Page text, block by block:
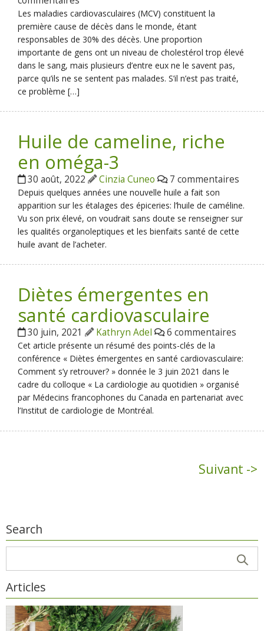
Les maladies cardiovasculaires (MCV) constituent la
première cause de décès dans le monde, étant
responsables de 30% des décès. Une proportion
importante de gens ont un niveau de cholestérol trop élevé
dans le sang, mais plusieurs d’entre eux ne le savent pas,
parce qu’ils ne se sentent pas malades. S’il n’est pas traité,
ce problème […]
Huile de cameline, riche
en oméga-3
30 août, 2022 Cinzia Cuneo 7 commentaires
Depuis quelques années une nouvelle huile a fait son
apparition sur les étalages des épiceries: l’huile de caméline.
Vu son prix élevé, on voudrait sans doute se renseigner sur
les qualités organoleptiques et les bienfaits santé de cette
huile avant de l’acheter.
Diètes émergentes en
santé cardiovasculaire
30 juin, 2021 Kathryn Adel 6 commentaires
Cet article présente un résumé des points-clés de la
conférence « Diètes émergentes en santé cardiovasculaire:
Comment s’y retrouver? » donnée le 3 juin 2021 dans le
cadre du colloque « La cardiologie au quotidien » organisé
par Médecins francophones du Canada en partenariat avec
l’Institut de cardiologie de Montréal.
Suivant ->
Search
Articles